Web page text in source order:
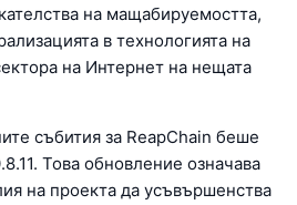
на мащабируемостта,
в технологията на
на Интернет на нещата
събития за ReapChain беше
Това обновление означава
на проекта да усъвършенства